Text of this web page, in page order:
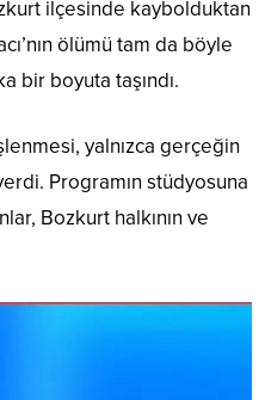
ilçesinde kaybolduktan
ölümü tam da böyle
bir boyuta taşındı.
yalnızca gerçeğin
Programın stüdyosuna
Bozkurt halkının ve